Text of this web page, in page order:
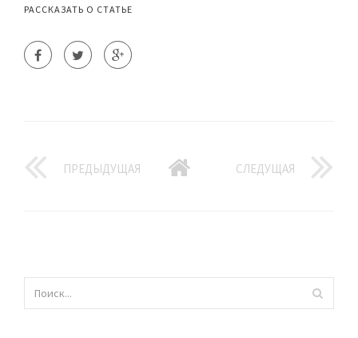
РАССКАЗАТЬ О СТАТЬЕ
ПРЕДЫДУЩАЯ СЛЕДУЩАЯ